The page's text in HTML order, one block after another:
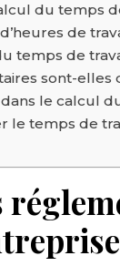
du temps
de
temps de
sont-elles
le calcul
temps de